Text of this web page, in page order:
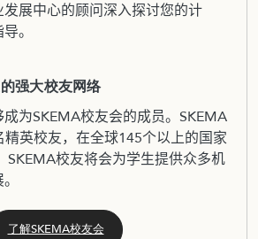
展中心的顾问深入探讨您的计
。
强大校友网络
为SKEMA校友会的成员。SKEMA
英校友，在全球145个以上的国家
SKEMA校友将会为学生提供众多机
了解SKEMA校友会